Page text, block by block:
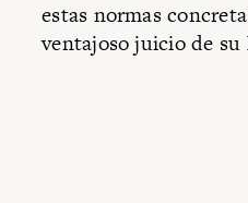
estas normas
ventajoso juicio de su